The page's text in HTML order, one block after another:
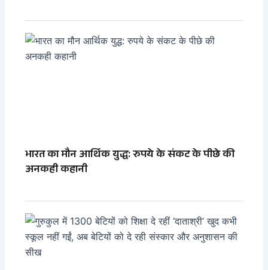
भारत का मौन आर्थिक युद्ध: रुपये के संकट के पीछे की
अनकही कहानी